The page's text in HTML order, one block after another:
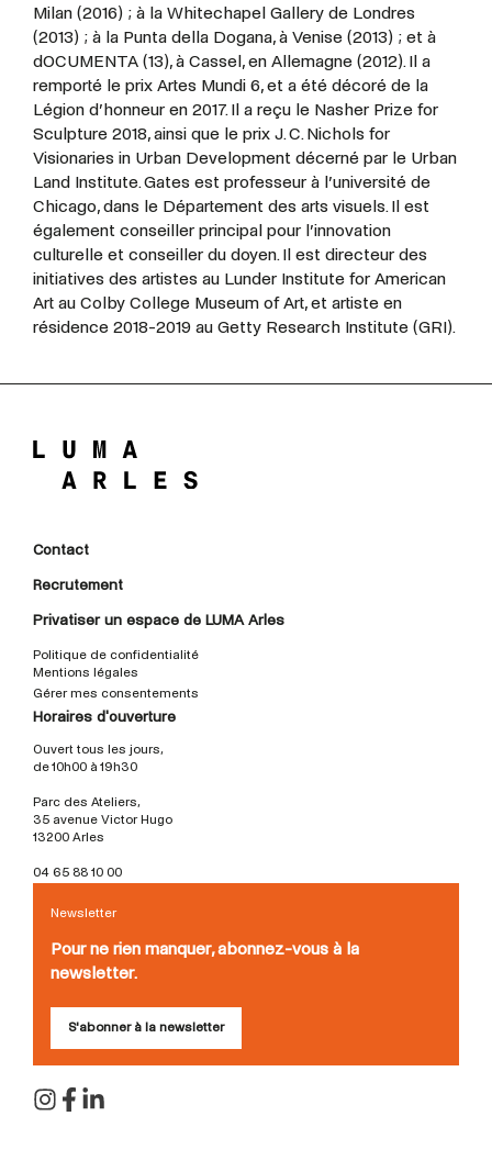
Milan (2016) ; à la Whitechapel Gallery de Londres
(2013) ; à la Punta della Dogana, à Venise (2013) ; et à
dOCUMENTA (13), à Cassel, en Allemagne (2012). Il a
remporté le prix Artes Mundi 6, et a été décoré de la
Légion d’honneur en 2017. Il a reçu le Nasher Prize for
Sculpture 2018, ainsi que le prix J. C. Nichols for
Visionaries in Urban Development décerné par le Urban
Land Institute. Gates est professeur à l’université de
Chicago, dans le Département des arts visuels. Il est
également conseiller principal pour l’innovation
culturelle et conseiller du doyen. Il est directeur des
initiatives des artistes au Lunder Institute for American
Art au Colby College Museum of Art, et artiste en
résidence 2018-2019 au Getty Research Institute (GRI).
Contact
Recrutement
Privatiser un espace de LUMA Arles
Politique de confidentialité
Mentions légales
Gérer mes consentements
Horaires d'ouverture
Ouvert tous les jours,
de 10h00 à 19h30
Parc des Ateliers,
35 avenue Victor Hugo
13200 Arles
04 65 88 10 00
Newsletter
Pour ne rien manquer, abonnez-vous à la
newsletter.
S'abonner à la newsletter